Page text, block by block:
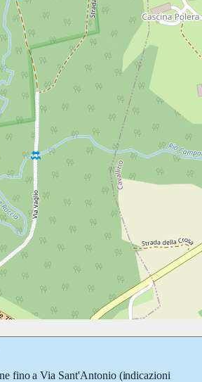
fino aVia Sant'Antonio(indicazioni